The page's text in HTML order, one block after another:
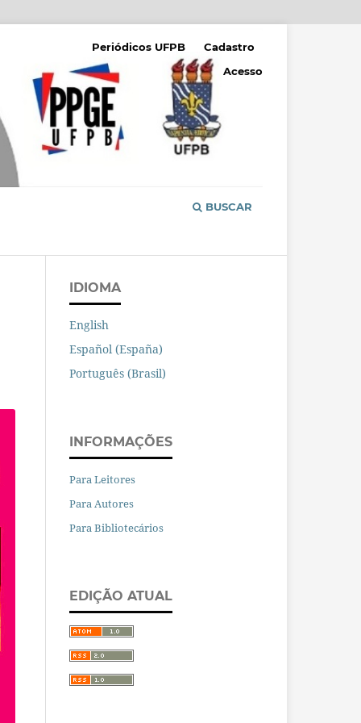
BUSCAR
Periódicos UFPB
Cadastro
Acesso
IDIOMA
English
Español (España)
Português (Brasil)
INFORMAÇÕES
Para Leitores
Para Autores
Para Bibliotecários
EDIÇÃO ATUAL